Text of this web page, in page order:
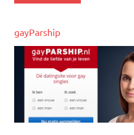
gayParship